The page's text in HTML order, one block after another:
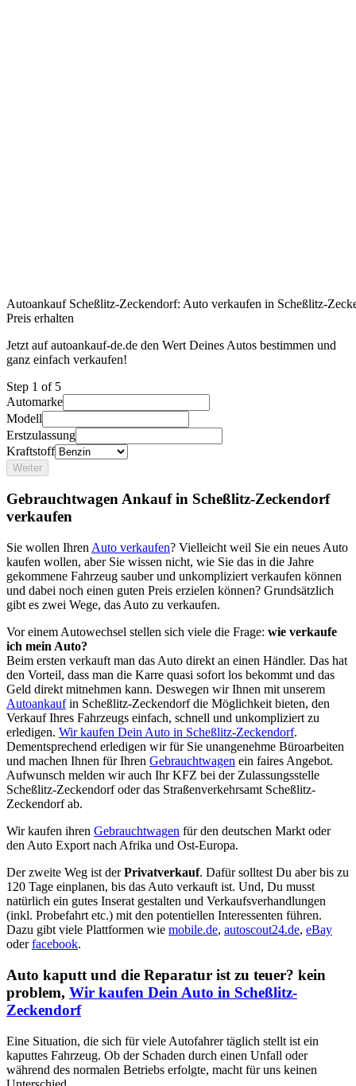
Autoankauf Scheßlitz-Zeckendorf: Auto verkaufen in Scheßlitz-
Preis erhalten
Jetzt auf autoankauf-de.de den Wert Deines Autos bestimmen und
ganz einfach verkaufen!
Step 1 of 5
Automarke
Modell
Erstzulassung
Kraftstoff
Weiter
Gebrauchtwagen Ankauf in Scheßlitz-Zeckendorf
verkaufen
Sie wollen Ihren Auto verkaufen? Vielleicht weil Sie ein neues Auto
kaufen wollen, aber Sie wissen nicht, wie Sie das in die Jahre
gekommene Fahrzeug sauber und unkompliziert verkaufen können
und dabei noch einen guten Preis erzielen können? Grundsätzlich
gibt es zwei Wege, das Auto zu verkaufen.
Vor einem Autowechsel stellen sich viele die Frage: wie verkaufe
ich mein Auto?
Beim ersten verkauft man das Auto direkt an einen Händler. Das hat
den Vorteil, dass man die Karre quasi sofort los bekommt und das
Geld direkt mitnehmen kann. Deswegen wir Ihnen mit unserem
Autoankaufin Scheßlitz-Zeckendorf die Möglichkeit bieten, den
Verkauf Ihres Fahrzeugs einfach, schnell und unkompliziert zu
erledigen. Wir kaufen Dein Auto in Scheßlitz-Zeckendorf.
Dementsprechend erledigen wir für Sie unangenehme Büroarbeiten
und machen Ihnen für Ihren Gebrauchtwagen ein faires Angebot.
Aufwunsch melden wir auch Ihr KFZ bei der Zulassungsstelle
Scheßlitz-Zeckendorf oder das Straßenverkehrsamt Scheßlitz-
Zeckendorf ab.
Wir kaufen ihren Gebrauchtwagen für den deutschen Markt oder
den Auto Export nach Afrika und Ost-Europa.
Der zweite Weg ist derPrivatverkauf. Dafür solltest Du aber bis zu
120 Tage einplanen, bis das Auto verkauft ist. Und, Du musst
natürlich ein gutes Inserat gestalten und Verkaufsverhandlungen
(inkl. Probefahrt etc.) mit den potentiellen Interessenten führen.
Dazu gibt viele Plattformen wie mobile.de, autoscout24.de, eBay
oderfacebook.
Auto kaputt und die Reparatur ist zu teuer? kein
problem, Wir kaufen Dein Auto in Scheßlitz-
Zeckendorf
Eine Situation, die sich für viele Autofahrer täglich stellt ist ein
kaputtes Fahrzeug. Ob der Schaden durch einen Unfall oder
während des normalen Betriebs erfolgte, macht für uns keinen